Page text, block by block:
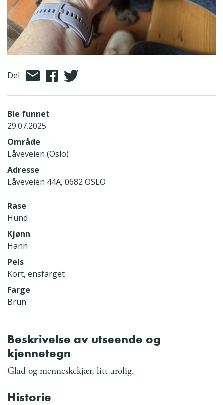
Del
Ble funnet
29.07.2025
Område
Låveveien (Oslo)
Adresse
Låveveien 44A, 0682 OSLO
Rase
Hund
Kjønn
Hann
Pels
Kort, ensfarget
Farge
Brun
Beskrivelse av utseende og
kjennetegn
Glad og menneskekjær, litt urolig.
Historie